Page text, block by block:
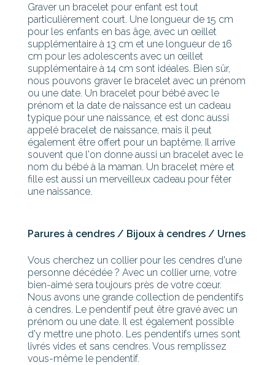
Graver un bracelet pour enfant est tout
particulièrement court. Une longueur de 15 cm
pour les enfants en bas âge, avec un œillet
supplémentaire à 13 cm et une longueur de 16
cm pour les adolescents avec un œillet
supplémentaire à 14 cm sont idéales. Bien sûr,
nous pouvons graver le bracelet avec un prénom
ou une date. Un bracelet pour bébé avec le
prénom et la date de naissance est un cadeau
typique pour une naissance, et est donc aussi
appelé bracelet de naissance, mais il peut
également être offert pour un baptême. Il arrive
souvent que l'on donne aussi un bracelet avec le
nom du bébé à la maman. Un bracelet mère et
fille est aussi un merveilleux cadeau pour fêter
une naissance.
Parures à cendres / Bijoux à cendres / Urnes
Vous cherchez un collier pour les cendres d'une
personne décédée ? Avec un collier urne, votre
bien-aimé sera toujours près de votre cœur.
Nous avons une grande collection de pendentifs
à cendres. Le pendentif peut être gravé avec un
prénom ou une date. Il est également possible
d'y mettre une photo. Les pendentifs urnes sont
livrés vides et sans cendres. Vous remplissez
vous-même le pendentif.